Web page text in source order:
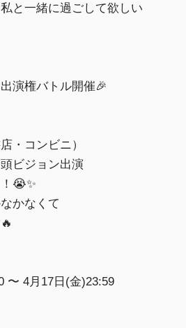
と一緒に過ごして欲しい
演権バトル開催🎉
・コンビニ）
ビジョン出演
😭✨
かなくて
〜 4月17日(金)23:59